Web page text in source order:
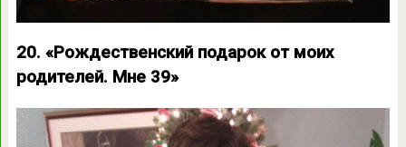
20. «Рождественский подарок от моих
родителей. Мне 39»